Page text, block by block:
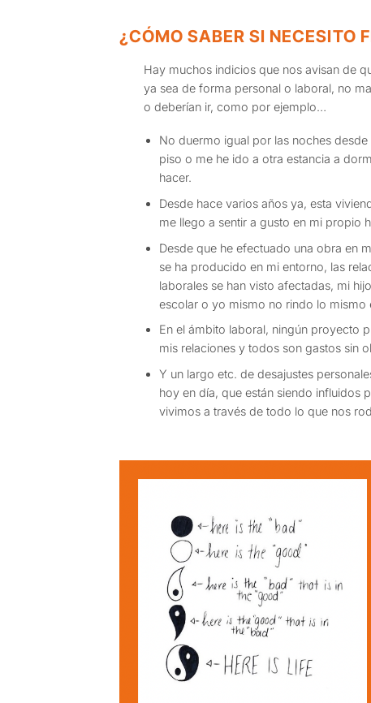
¿CÓMO SABER SI NECESITO
Hay muchos indicios que nos avisan de
ya sea de forma personal o laboral, no
o deberían ir, como por ejemplo…
No duermo igual por las noches
piso o me he ido a otra estancia a
hacer.
Desde hace varios años ya, esta
me llego a sentir a gusto en mi propio
Desde que he efectuado una obra en
se ha producido en mi entorno, las
laborales se han visto afectadas, mi
escolar o yo mismo no rindo lo mismo
En el ámbito laboral, ningún proyecto
mis relaciones y todos son gastos sin
Y un largo etc. de desajustes
hoy en día, que están siendo influidos
vivimos a través de todo lo que nos